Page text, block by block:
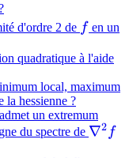
{}^t
H
d'ordre 2 de ff en un
quadratique à l'aide
local, maximum
la hessienne ?
un extremum
du spectre de ∇2 f